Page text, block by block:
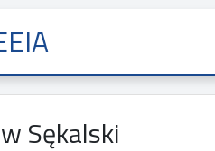
Sękalski